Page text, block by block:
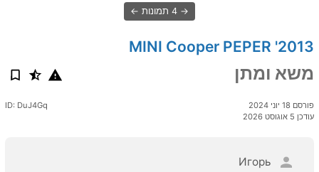
4 תמונות
2013' MINI Cooper PEPER
משא ומתן
פורסם 18 יוני 2024
עודכן 5 אוגוסט 2026
ID: DuJ4Gq
Игорь